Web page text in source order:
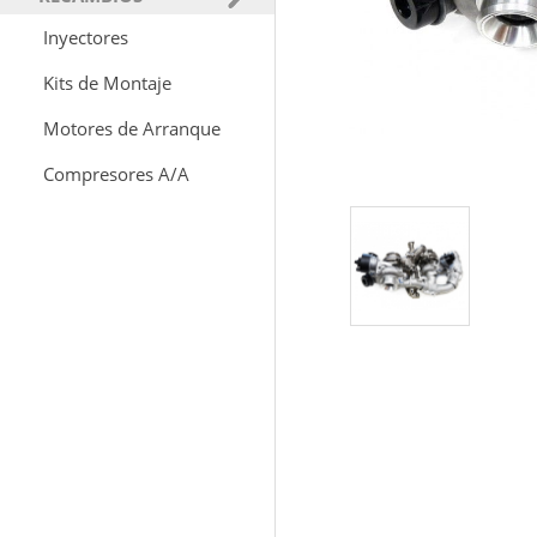
Inyectores
Kits de Montaje
Motores de Arranque
Compresores A/A